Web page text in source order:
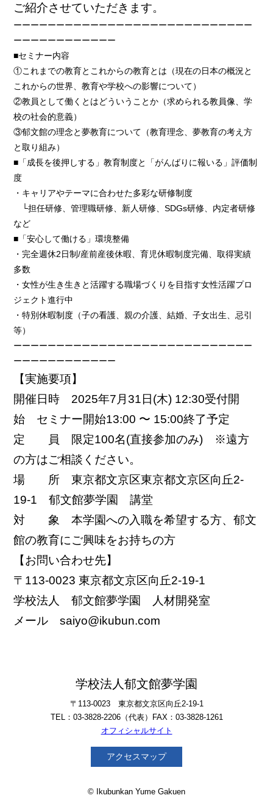
ご紹介させていただきます。
ーーーーーーーーーーーーーーーーーーーーーーーーーーーー
ーーーーーーーーーーーー
■セミナー内容
①これまでの教育とこれからの教育とは（現在の日本の概況と
これからの世界、教育や学校への影響について）
②教員として働くとはどういうことか（求められる教員像、学
校の社会的意義）
③郁文館の理念と夢教育について（教育理念、夢教育の考え方
と取り組み）
■「成長を後押しする」教育制度と「がんばりに報いる」評価制
度
・キャリアやテーマに合わせた多彩な研修制度
└担任研修、管理職研修、新人研修、SDGs研修、内定者研修
など
■「安心して働ける」環境整備
・完全週休2日制/産前産後休暇、育児休暇制度完備、取得実績
多数
・女性が生き生きと活躍する職場づくりを目指す女性活躍プロ
ジェクト進行中
・特別休暇制度（子の看護、親の介護、結婚、子女出生、忌引
等）
ーーーーーーーーーーーーーーーーーーーーーーーーーーーー
ーーーーーーーーーーーー
【実施要項】
開催日時 2025年7月31日(木) 12:30受付開
始 セミナー開始13:00 〜 15:00終了予定
定 員 限定100名(直接参加のみ) ※遠方
の方はご相談ください。
場 所 東京都文京区東京都文京区向丘2-
19-1 郁文館夢学園 講堂
対 象 本学園への入職を希望する方、郁文
館の教育にご興味をお持ちの方
【お問い合わせ先】
〒113-0023 東京都文京区向丘2-19-1
学校法人 郁文館夢学園 人材開発室
メール saiyo@ikubun.com
学校法人郁文館夢学園
〒113-0023 東京都文京区向丘2-19-1
TEL：03-3828-2206（代表）FAX：03-3828-1261
オフィシャルサイト
アクセスマップ
© Ikubunkan Yume Gakuen